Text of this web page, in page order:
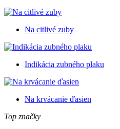
Na citlivé zuby
Indikácia zubného plaku
Na krvácanie ďasien
Top značky